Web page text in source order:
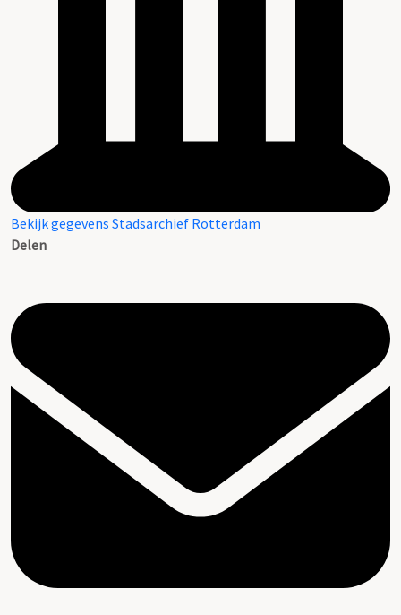
Bekijk gegevens Stadsarchief Rotterdam
Delen